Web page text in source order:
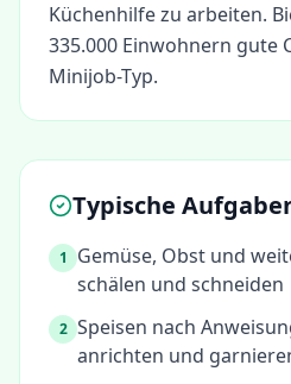
Küchenhilfezu arbeiten.
335.000 Einwohnern gute
Minijob-Typ.
Typische
1
Gemüse, Obst und
schälen und schneiden
2 Speisen nach
anrichten und